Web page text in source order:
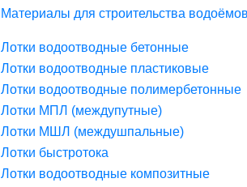
Материалы для строительства водоёмов
Лотки водоотводные бетонные
Лотки водоотводные пластиковые
Лотки водоотводные полимербетонные
Лотки МПЛ (междупутные)
Лотки МШЛ (междушпальные)
Лотки быстротока
Лотки водоотводные композитные